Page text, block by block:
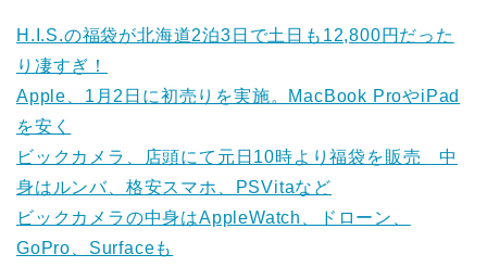
H.I.S.の福袋が北海道2泊3日で土日も12,800円だった
り凄すぎ！
Apple、1月2日に初売りを実施。MacBook ProやiPad
を安く
ビックカメラ、店頭にて元日10時より福袋を販売 中
身はルンバ、格安スマホ、PSVitaなど
ビックカメラの中身はAppleWatch、ドローン、
GoPro、Surfaceも